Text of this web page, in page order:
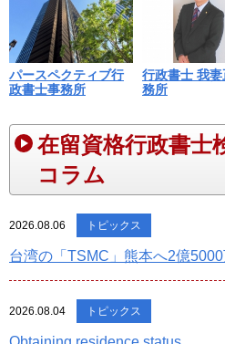
パースペクティブ行
政書士事務所
行政書士 我
務所
在留資格行政書士
コラム
2026.08.06 トピックス
台湾の「TSMC」熊本へ2億
2026.08.04 トピックス